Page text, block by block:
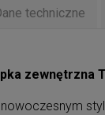
techniczne
zewnętrzna